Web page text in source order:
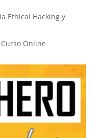
Ethical Hacking y
Online